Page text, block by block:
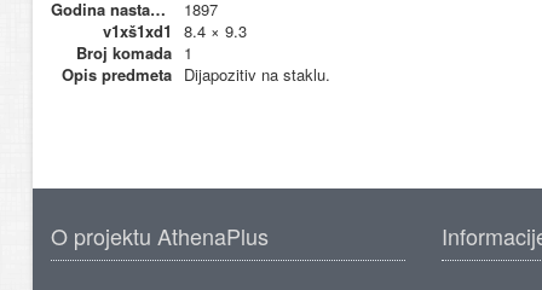
Godina nastanka
1897
v1xš1xd1
8.4 × 9.3
Broj komada 1
Opis predmeta Dijapozitiv na staklu.
O projektu AthenaPlus